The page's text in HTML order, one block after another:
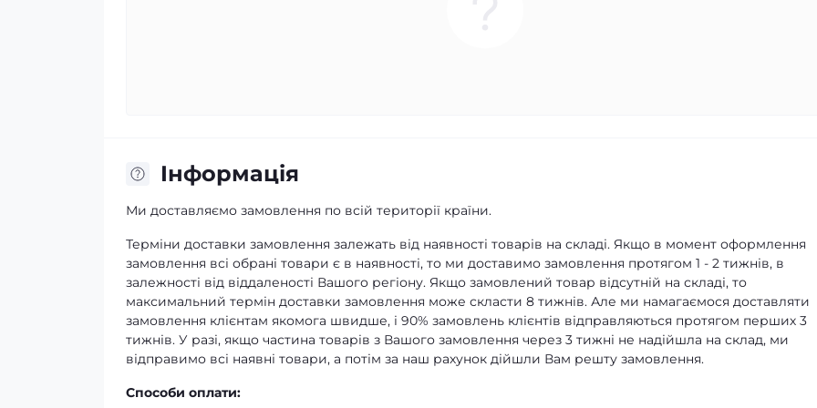
Iнформація
Ми доставляємо замовлення по всій території країни.
Терміни доставки замовлення залежать від наявності товарів на складі. Якщо в момент оформлення
замовлення всі обрані товари є в наявності, то ми доставимо замовлення протягом 1 - 2 тижнів, в
залежності від віддаленості Вашого регіону. Якщо замовлений товар відсутній на складі, то
максимальний термін доставки замовлення може скласти 8 тижнів. Але ми намагаємося доставляти
замовлення клієнтам якомога швидше, і 90% замовлень клієнтів відправляються протягом перших 3
тижнів. У разі, якщо частина товарів з Вашого замовлення через 3 тижні не надійшла на склад, ми
відправимо всі наявні товари, а потім за наш рахунок дійшли Вам решту замовлення.
Способи оплати: